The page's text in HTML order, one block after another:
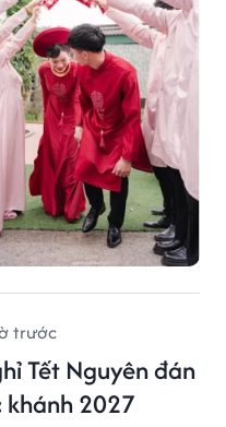
trước
Tết Nguyên đán
khánh 2027